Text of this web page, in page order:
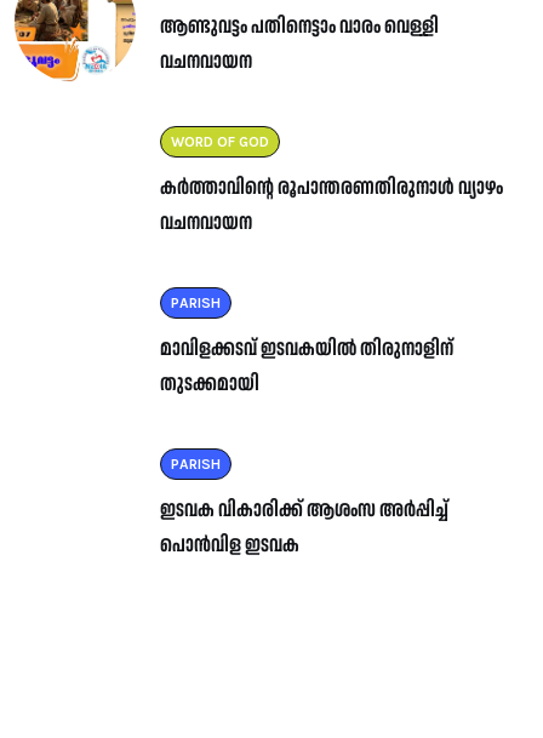
ആണ്ടുവട്ടം പതിനെട്ടാം വാരം വെള്ളി
വചനവായന
WORD OF GOD
കർത്താവിന്റെ രൂപാന്തരണതിരുനാൾ വ്യാഴം
വചനവായന
PARISH
മാവിളക്കടവ് ഇടവകയിൽ തിരുനാളിന്
തുടക്കമായി
PARISH
ഇടവക വികാരിക്ക് ആശംസ അർപ്പിച്ച്
പൊൻവിള ഇടവക